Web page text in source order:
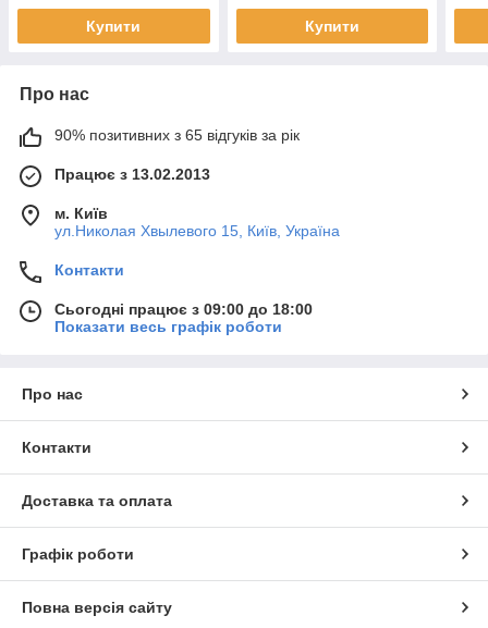
Купити Купити
Про нас
90% позитивних з 65 відгуків за рік
Працює з 13.02.2013
м. Київ
ул.Николая Хвылевого 15, Київ, Україна
Контакти
Сьогодні працює з 09:00 до 18:00
Показати весь графік роботи
Про нас
Контакти
Доставка та оплата
Графік роботи
Повна версія сайту